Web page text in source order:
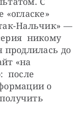
Нальчик» —
никому
продлилась до
«на
после
о